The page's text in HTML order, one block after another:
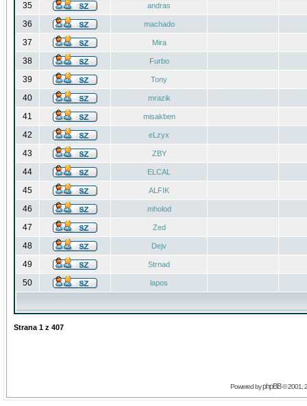
35 andras
36 machado
37 Mira
38 Furbo
39 Tony
40 mrazik
41 misakben
42 eLzyx
43 ZBY
44 ELCAL
45 ALFIK
46 mholod
47 Zed
48 Dejv
49 Strnad
50 lapos
Strana 1 z 407
Powered byphpBB© 2001,